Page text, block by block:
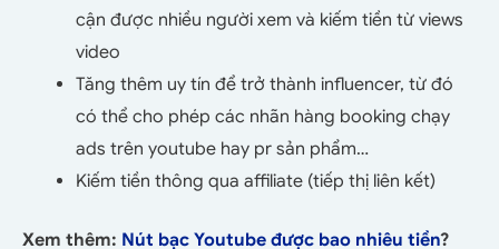
cận được nhiều người xem và kiếm tiền từ views
video
Tăng thêm uy tín để trở thành influencer, từ đó
có thể cho phép các nhãn hàng booking chạy
ads trên youtube hay pr sản phẩm…
Kiếm tiền thông qua affiliate (tiếp thị liên kết)
Xem thêm: Nút bạc Youtube được bao nhiêu tiền?